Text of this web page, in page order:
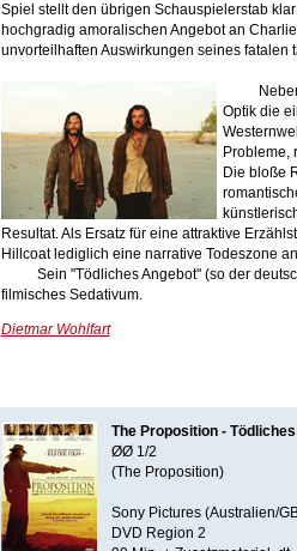
Spiel stellt den übrigen Schauspielerstab
hochgradig amoralischen Angebot an
unvorteilhaften Auswirkungen seines fatalen
Optik die
Probleme,
Die bloße
Resultat. Als Ersatz für eine attraktive
Hillcoat lediglich eine narrative Todeszone an.
Sein "Tödliches Angebot" (so der
filmisches Sedativum.
Dietmar Wohlfart
The Proposition -
ØØ 1/2
(The Proposition)
Sony Pictures (Australien/
DVD Region 2